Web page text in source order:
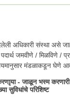
अधिकारी संस्था असे
जमवीणे / मिळविणे /
नियमानुसार मंडळाकडून घेणे
- जाळून भस्म
सुविधांचे परिशिष्ट